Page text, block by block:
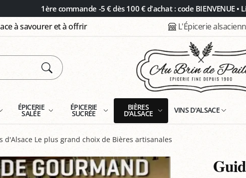
1ère commande -5 € dès 100 € d'achat : code BIENVENUE
à savourer et à offrir L'Épicerie
ÉPICERIE
SALÉE
ÉPICERIE
SUCRÉE
BIÈRES
D'ALSACE VINS D'ALSACE
d'Alsace Le plus grand choix de Bières artisanales